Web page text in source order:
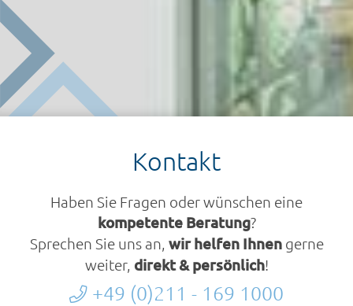
Kontakt
Haben Sie Fragen oder wünschen eine
kompetente Beratung?
Sprechen Sie uns an, wir helfen Ihnengerne
weiter, direkt & persönlich!
+49 (0)211 - 169 1000